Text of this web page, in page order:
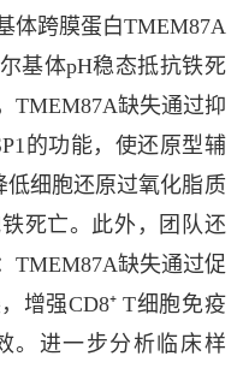
体跨膜蛋白TMEM87A
基体pH稳态抵抗铁死
TMEM87A缺失通过抑
的功能，使还原型辅
低细胞还原过氧化脂质
死亡。此外，团队还
TMEM87A缺失通过促
增强CD8⁺ T细胞免疫
。进一步分析临床样